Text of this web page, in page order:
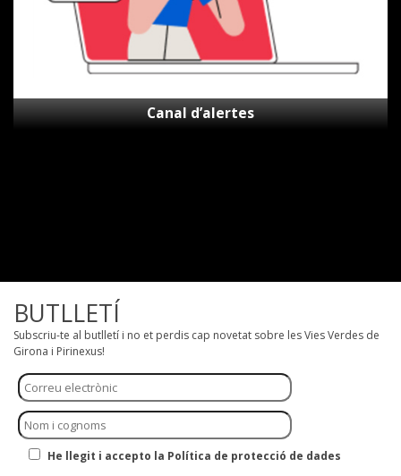
Canal d’alertes
BUTLLETÍ
Subscriu-te al butlletí i no et perdis cap novetat sobre les Vies Verdes de
Girona i Pirinexus!
He llegit i accepto la Política de protecció de dades